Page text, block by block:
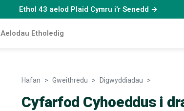
Ethol 43 aelod Plaid Cymru i'r Senedd →
Aelodau Etholedig
Hafan Gweithredu Digwyddiadau
Cyfarfod Cyhoeddus i